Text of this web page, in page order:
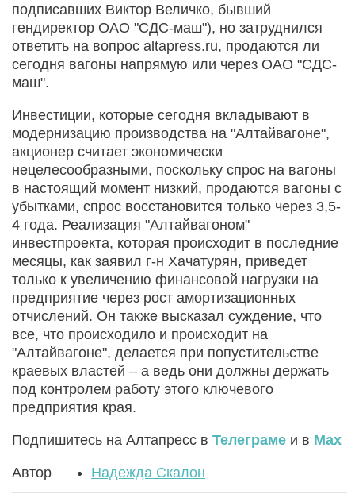
подписавших Виктор Величко, бывший
гендиректор ОАО "СДС-маш"), но затруднился
ответить на вопрос altapress.ru, продаются ли
сегодня вагоны напрямую или через ОАО "СДС-
маш".
Инвестиции, которые сегодня вкладывают в
модернизацию производства на "Алтайвагоне",
акционер считает экономически
нецелесообразными, поскольку спрос на вагоны
в настоящий момент низкий, продаются вагоны с
убытками, спрос восстановится только через 3,5-
4 года. Реализация "Алтайвагоном"
инвестпроекта, которая происходит в последние
месяцы, как заявил г-н Хачатурян, приведет
только к увеличению финансовой нагрузки на
предприятие через рост амортизационных
отчислений. Он также высказал суждение, что
все, что происходило и происходит на
"Алтайвагоне", делается при попустительстве
краевых властей – а ведь они должны держать
под контролем работу этого ключевого
предприятия края.
Подпишитесь на Алтапресс в Телеграме и в Max
Автор Надежда Скалон